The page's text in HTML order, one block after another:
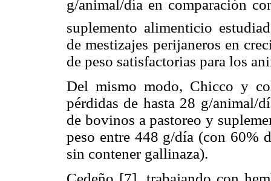
g/animal/día en comparación
suplemento alimenticio
de mestizajes perijaneros en
de peso satisfactorias para los
Del mismo modo, Chicco y
pérdidas de hasta 28 g/animal/
de bovinos a pastoreo y
peso entre 448 g/día (con 60%
sin contener gallinaza).